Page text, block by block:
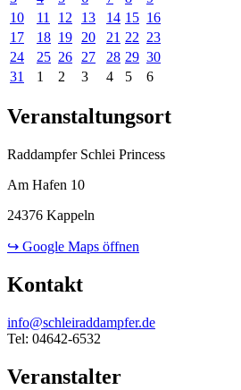
10
11 12 13 14 15 16
17
18 19 20 21 22 23
24
25 26 27 28 29 30
31
1 2 3 4 5 6
Veranstaltungsort
Raddampfer Schlei Princess
Am Hafen 10
24376 Kappeln
↪ Google Maps öffnen
Kontakt
info@schleiraddampfer.de
Tel: 04642-6532
Veranstalter